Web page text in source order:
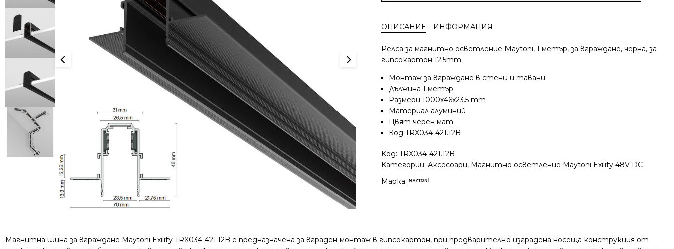
за
Maytoni
Exility
421.12B
ОПИСАНИЕ ИНФОРМАЦИЯ
Релса за магнитно осветление Maytoni, 1 метър, за вграждане, черна, за
гипсокартон 12.5mm
Монтаж за вграждане в стени и тавани
Дължина 1 метър
Размери 1000х46x23.5 mm
Материал алуминий
Цвят черен мат
Код TRX034-421.12B
Код: TRX034-421.12B
Категории: Аксесоари, Магнитно осветление Maytoni Exility 48V DC
Марка:
Магнитна шина за вграждане Maytoni Exility TRX034-421.12B е предназначена за вграден монтаж в гипсокартон, при предварително изградена носеща конструкция от